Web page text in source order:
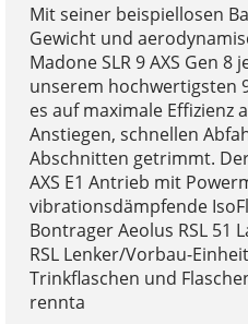
Mit seiner beispiellosen
Gewicht und
Madone SLR 9 AXS Gen
unserem hochwertigsten
es auf maximale Effizienz
Anstiegen, schnellen
Abschnitten getrimmt. Der
AXS E1 Antrieb mit
vibrationsdämpfende
Bontrager Aeolus RSL 51
RSL Lenker/Vorbau-
Trinkflaschen und
rennta